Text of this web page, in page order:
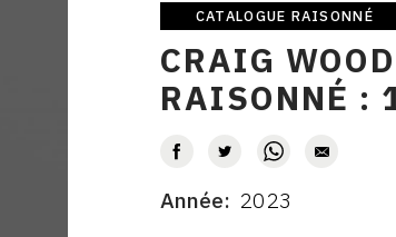
Catalogue
raisonné
CATALOGUE RAISONNÉ
CRAIG
RAISONNÉ :
AUTEUR
DATE
Année 2023